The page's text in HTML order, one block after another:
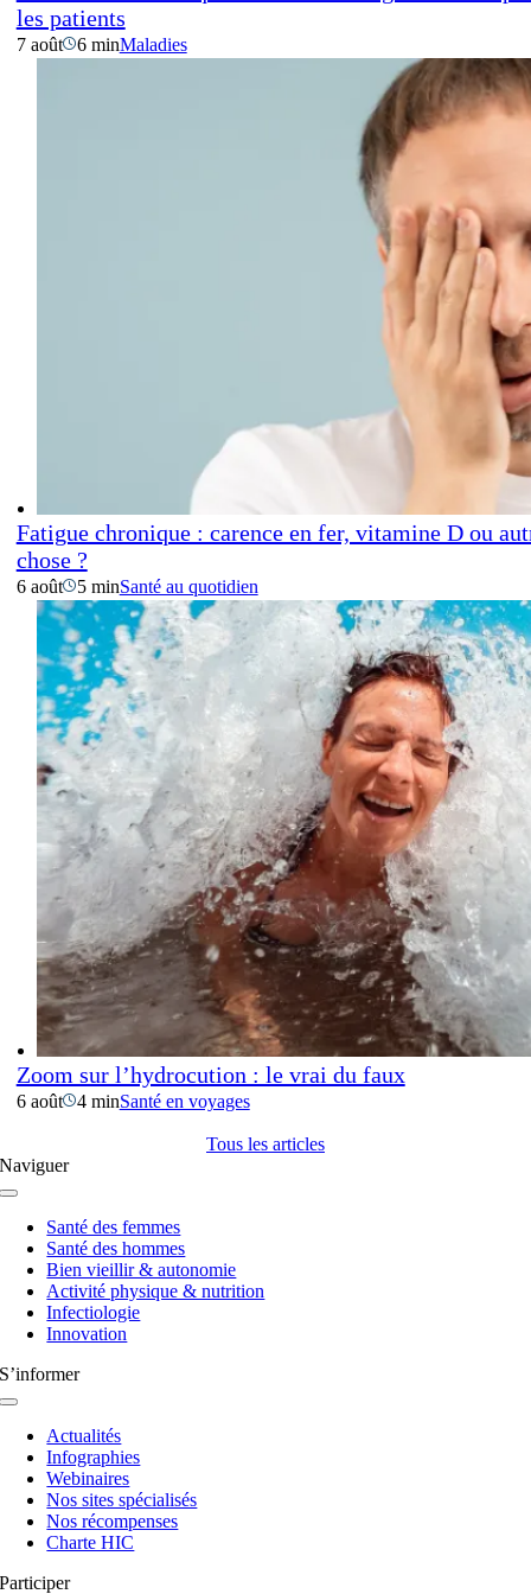
les patients
7 août 6 minMaladies
Fatigue chronique : carence en fer, vitamine D ou
chose ?
6 août 5 minSanté au quotidien
Zoom sur l’hydrocution : le vrai du faux
6 août 4 minSanté en voyages
Tous les articles
Naviguer
Navigation
basculeSanté des femmes
Santé des hommes
Bien vieillir & autonomie
Activité physique & nutrition
Infectiologie
Innovation
S’informer
Navigation
basculeActualités
Infographies
Webinaires
Nos sites spécialisés
Nos récompenses
Charte HIC
Participer